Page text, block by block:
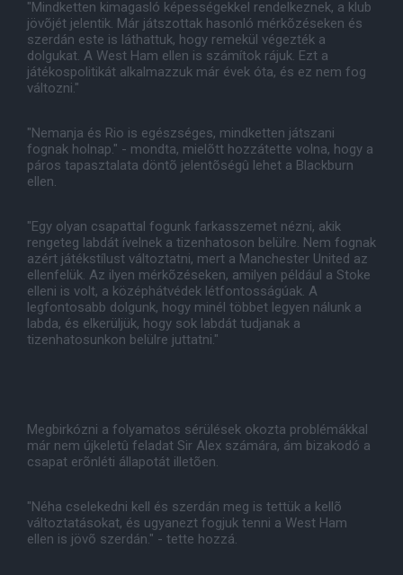
"Mindketten kimagasló képességekkel rendelkeznek, a klub
jövõjét jelentik. Már játszottak hasonló mérkõzéseken és
szerdán este is láthattuk, hogy remekül végezték a
dolgukat. A West Ham ellen is számítok rájuk. Ezt a
játékospolitikát alkalmazzuk már évek óta, és ez nem fog
változni."
"Nemanja és Rio is egészséges, mindketten játszani
fognak holnap." - mondta, mielõtt hozzátette volna, hogy a
páros tapasztalata döntõ jelentõségû lehet a Blackburn
ellen.
"Egy olyan csapattal fogunk farkasszemet nézni, akik
rengeteg labdát ívelnek a tizenhatoson belülre. Nem fognak
azért játékstílust változtatni, mert a Manchester United az
ellenfelük. Az ilyen mérkõzéseken, amilyen például a Stoke
elleni is volt, a középhátvédek létfontosságúak. A
legfontosabb dolgunk, hogy minél többet legyen nálunk a
labda, és elkerüljük, hogy sok labdát tudjanak a
tizenhatosunkon belülre juttatni."
Megbirkózni a folyamatos sérülések okozta problémákkal
már nem újkeletû feladat Sir Alex számára, ám bizakodó a
csapat erõnléti állapotát illetõen.
"Néha cselekedni kell és szerdán meg is tettük a kellõ
változtatásokat, és ugyanezt fogjuk tenni a West Ham
ellen is jövõ szerdán." - tette hozzá.